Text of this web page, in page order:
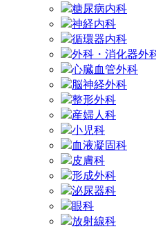
糖尿病内科
神経内科
循環器内科
外科・消化器外
心臓血管外科
脳神経外科
整形外科
産婦人科
小児科
血液凝固科
皮膚科
形成外科
泌尿器科
眼科
放射線科